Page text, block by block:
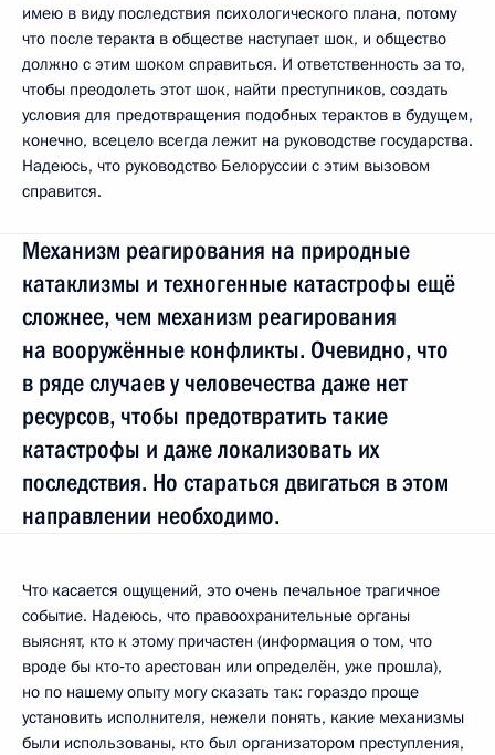
имею в виду последствия психологического плана, потому
что после теракта в обществе наступает шок, и общество
должно с этим шоком справиться. И ответственность за то,
чтобы преодолеть этот шок, найти преступников, создать
условия для предотвращения подобных терактов в будущем,
конечно, всецело всегда лежит на руководстве государства.
Надеюсь, что руководство Белоруссии с этим вызовом
справится.
Механизм реагирования на природные
катаклизмы и техногенные катастрофы ещё
сложнее, чем механизм реагирования
на вооружённые конфликты. Очевидно, что
в ряде случаев у человечества даже нет
ресурсов, чтобы предотвратить такие
катастрофы и даже локализовать их
последствия. Но стараться двигаться в этом
направлении необходимо.
Что касается ощущений, это очень печальное трагичное
событие. Надеюсь, что правоохранительные органы
выяснят, кто к этому причастен (информация о том, что
вроде бы кто‑то арестован или определён, уже прошла),
но по нашему опыту могу сказать так: гораздо проще
установить исполнителя, нежели понять, какие механизмы
были использованы, кто был организатором преступления,